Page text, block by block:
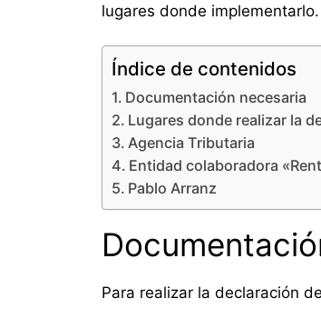
lugares donde implementarlo.
Índice de contenidos
Documentación necesaria
Lugares donde realizar la
Agencia Tributaria
Entidad colaboradora
Pablo Arranz
Para realizar la declaración